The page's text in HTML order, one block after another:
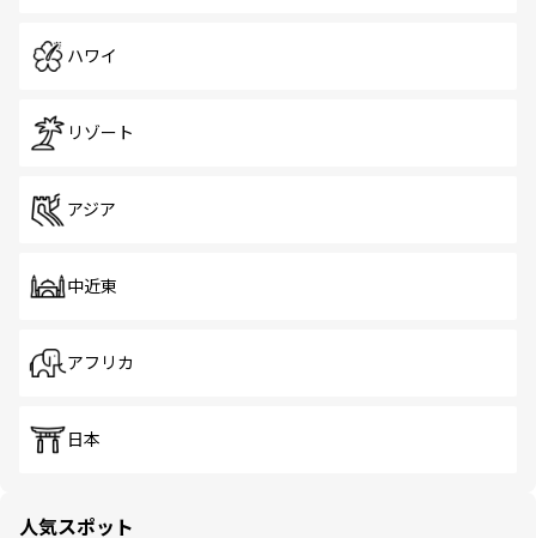
ハワイ
リゾート
アジア
中近東
アフリカ
日本
人気スポット